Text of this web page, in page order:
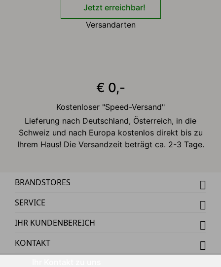
Jetzt erreichbar!
Versandarten
€ 0,-
Kostenloser "Speed-Versand"
Lieferung nach Deutschland, Österreich, in die
Schweiz und nach Europa kostenlos direkt bis zu
Ihrem Haus! Die Versandzeit beträgt ca. 2-3 Tage.
BRANDSTORES
SERVICE
IHR KUNDENBEREICH
KONTAKT